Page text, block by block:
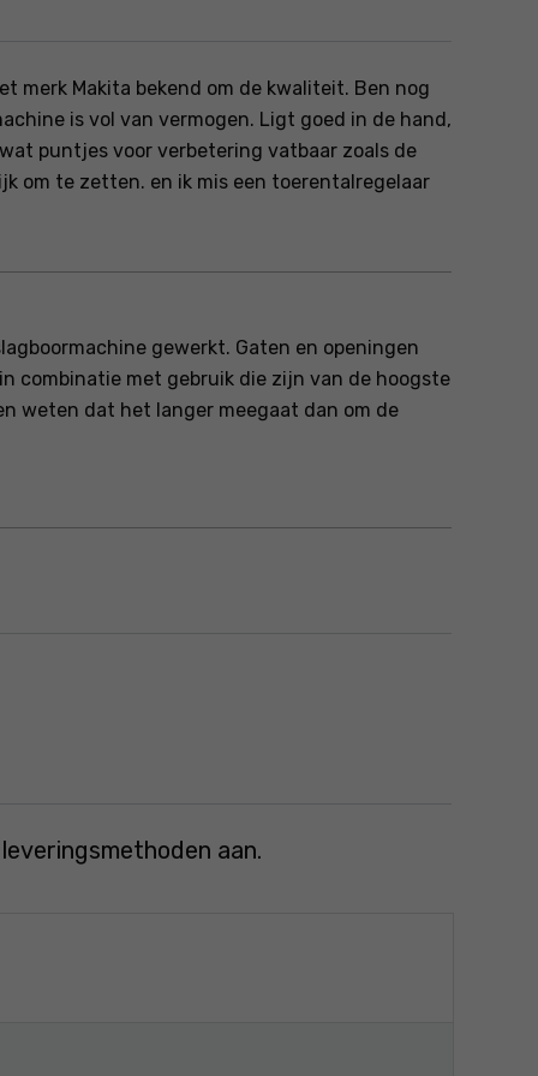
merk Makita bekend om de kwaliteit. Ben nog
is vol van vermogen. Ligt goed in de hand,
puntjes voor verbetering vatbaar zoals de
om te zetten. en ik mis een toerentalregelaar
gewerkt. Gaten en openingen
combinatie met gebruik die zijn van de hoogste
weten dat het langer meegaat dan om de
aan.